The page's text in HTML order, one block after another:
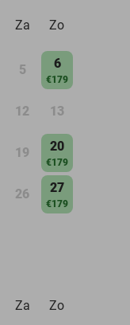
Za Zo
5 6
€179
12 13
19 20
€179
26 27
€179
Za Zo